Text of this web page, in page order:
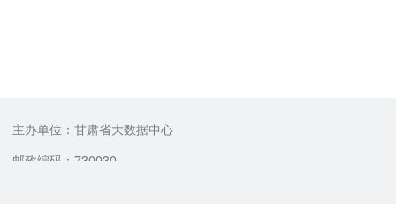
主办单位：甘肃省大数据中心
邮政编码：730030